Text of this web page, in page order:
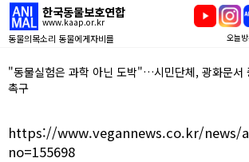
한국동물보호연합
www.kaap.or.kr
동물의목소리 동물에게자비를 오늘
"동물실험은 과학 아닌 도박"…시민단체, 광화문서
촉구
https://www.vegannews.co.kr/news/
no=155698